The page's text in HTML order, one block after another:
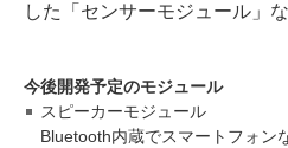
した「センサーモジュール」
今後開発予定のモジュール
スピーカーモジュール
Bluetooth内蔵でスマートフォン